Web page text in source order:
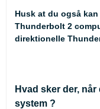
Husk at du også
Thunderbolt 2
direktionelle
Hvad sker der,
system ?